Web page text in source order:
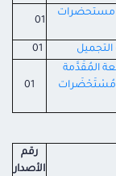
مستحضرات
01
المُقَدَّمة
مُسْتَحْضَرات
01
رقم
الأصدار